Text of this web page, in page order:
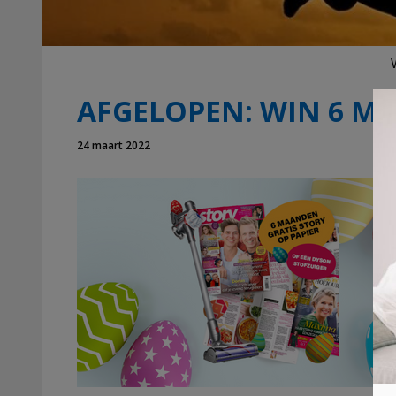
AFGELOPEN: WIN 6
24 maart 2022